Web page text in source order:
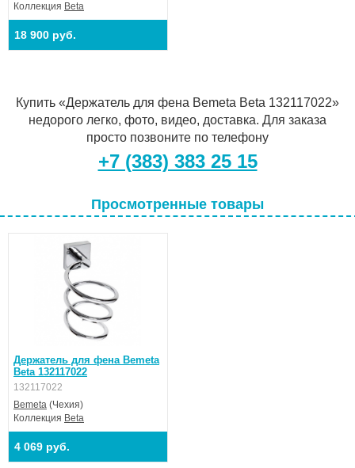
Коллекция Beta
18 900 руб.
Купить «Держатель для фена Bemeta Beta 132117022»
недорого легко, фото, видео, доставка. Для заказа
просто позвоните по телефону
+7 (383) 383 25 15
Просмотренные товары
Держатель для фена Bemeta
Beta 132117022
132117022
Bemeta (Чехия)
Коллекция Beta
4 069 руб.